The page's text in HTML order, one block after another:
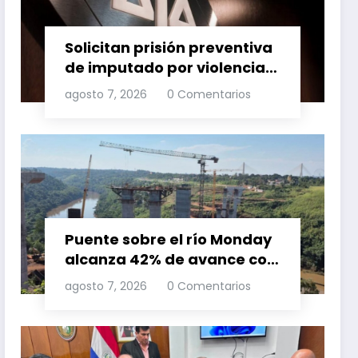
Solicitan prisión preventiva
de imputado por violencia
familia
agosto 7, 2026 0 Comentarios
Puente sobre el río Monday
alcanza 42% de avance con
trabajos continuos
agosto 7, 2026 0 Comentarios